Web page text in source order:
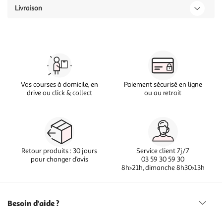
Livraison
Vos courses à domicile, en
drive ou click & collect
Paiement sécurisé en ligne
ou au retrait
Retour produits : 30 jours
pour changer d’avis
Service client 7j/7
03 59 30 59 30
8h>21h, dimanche 8h30>13h
Besoin d'aide ?